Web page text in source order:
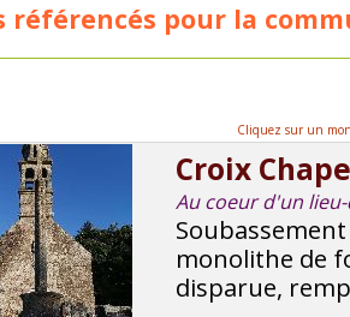
référencés pour la
Cliquez sur un
Croix
Au coeur d'un
monolithe de
disparue,